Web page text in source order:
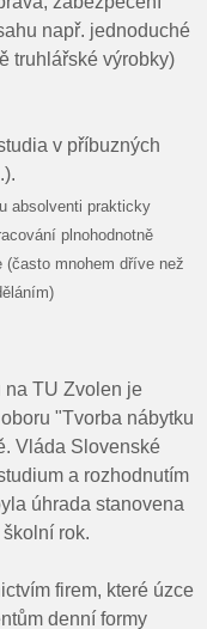
např. jednoduché
truhlářské výrobky)
v příbuzných
absolventi prakticky
plnohodnotně
mnohem dříve než
na TU Zvolen je
"Tvorba nábytku
Vláda Slovenské
a rozhodnutím
úhrada stanovena
rok.
firem, které úzce
denní formy